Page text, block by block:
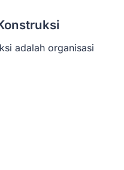
adalah organisasi